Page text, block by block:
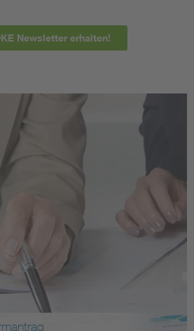
Newsletter erhalten!